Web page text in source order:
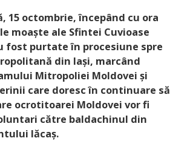
15 octombrie, începând cu ora
moaște ale Sfintei Cuvioase
fost purtate în procesiune spre
din Iași, marcând
Mitropoliei Moldovei și
care doresc în continuare să
ocrotitoarei Moldovei vor fi
către baldachinul din
lăcaș.